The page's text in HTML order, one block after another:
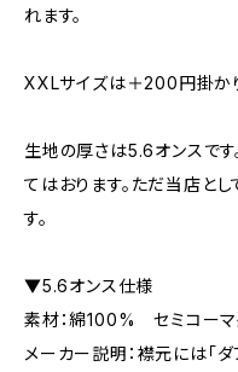
れます。
XXLサイズは＋200円掛か
生地の厚さは5.6オンスです
てはおります。ただ当店と
す。
▼5.6オンス仕様
素材：綿100% セミコー
メーカー説明：襟元には「